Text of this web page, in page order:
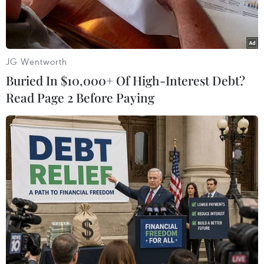
Hoàng Thái tử Vajiralongkorn đã trở thành quốc vương mới của
Thái Lan. (Nguồn: AP)
Ngày 29/11, Hoàng Thái tử Vajiralongkorn đã trở
thành quốc vương mới của Thái Lan, nối ngôi
Nhà vua Bhumibol qua đời ở tuổi 88 cách đây 7
tuần, trở thành Nhà vua Rama X của Vương
JG Wentworth
Buried In $10,000+ Of High-Interest Debt?
Read Page 2 Before Paying